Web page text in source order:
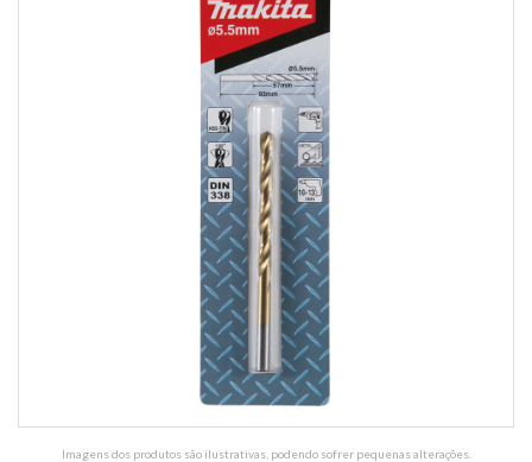
Imagens dos produtos são ilustrativas, podendo sofrer pequenas alterações.